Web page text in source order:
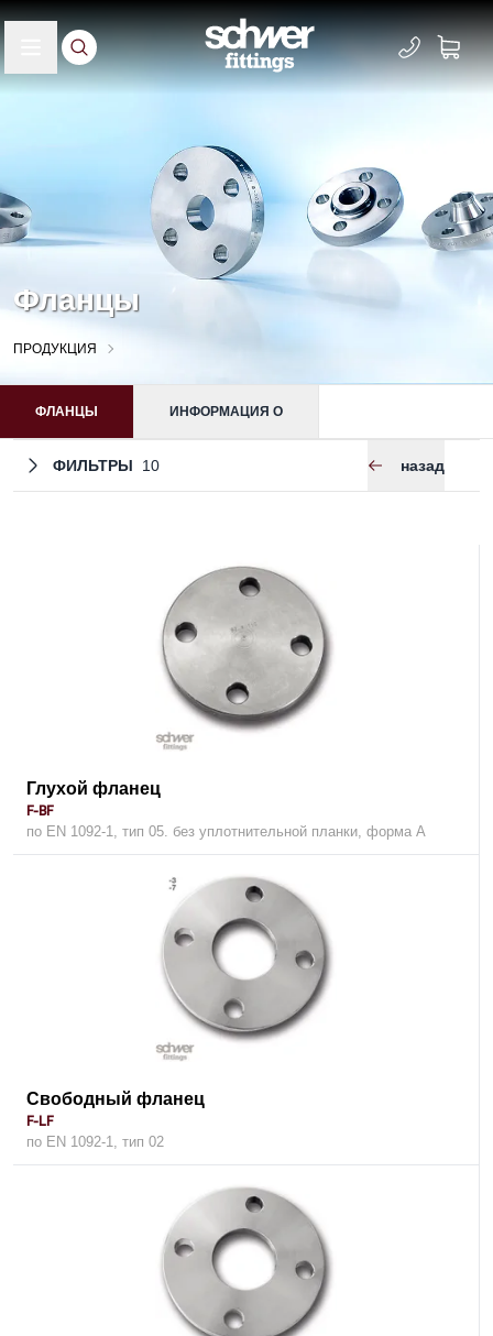
Фланцы
ПРОДУКЦИЯ
ФЛАНЦЫ ИНФОРМАЦИЯ О
ФИЛЬТРЫ 10 назад
Глухой фланец
F-BF
по EN 1092-1, тип 05. без уплотнительной планки, форма A
Свободный фланец
F-LF
по EN 1092-1, тип 02